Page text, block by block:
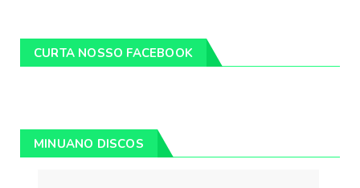
CURTA NOSSO FACEBOOK
MINUANO DISCOS